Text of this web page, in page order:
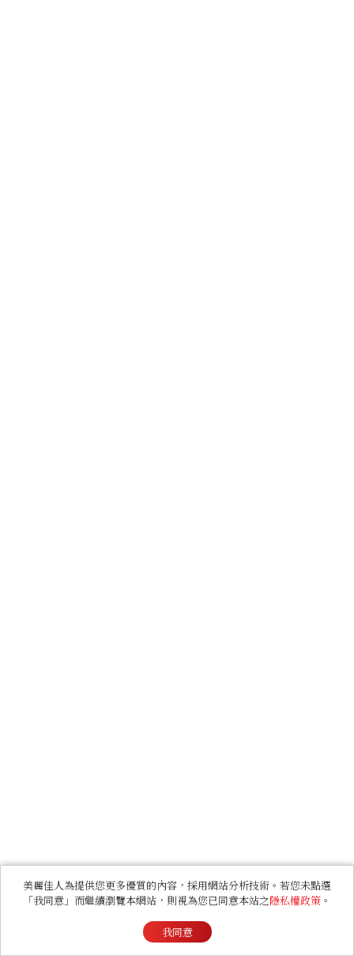
美麗佳人為提供您更多優質的內容，採用網站分析技術。若您未點選
「我同意」而繼續瀏覽本網站，則視為您已同意本站之隱私權政策 。
我同意